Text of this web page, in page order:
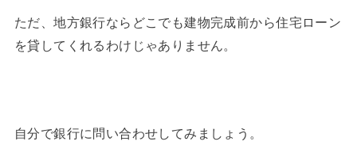
ただ、地方銀行ならどこでも建物完成前から住宅ローン
を貸してくれるわけじゃありません。
自分で銀行に問い合わせしてみましょう。